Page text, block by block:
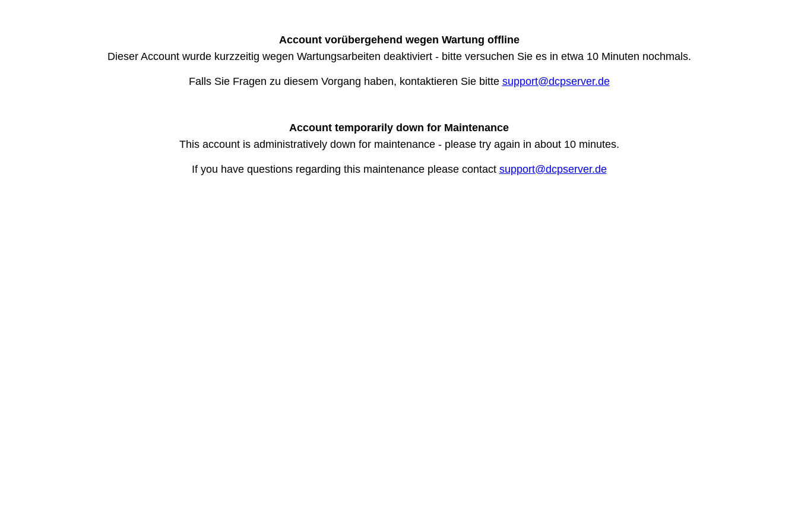
Account vorübergehend wegen Wartung offline
Dieser Account wurde kurzzeitig wegen Wartungsarbeiten deaktiviert - bitte versuchen Sie es in etwa 10 Minuten nochmals.
Falls Sie Fragen zu diesem Vorgang haben, kontaktieren Sie bitte support@dcpserver.de
Account temporarily down for Maintenance
This account is administratively down for maintenance - please try again in about 10 minutes.
If you have questions regarding this maintenance please contact support@dcpserver.de